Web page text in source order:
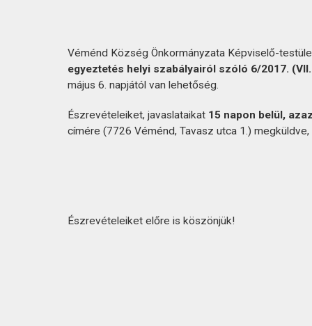
Véménd Község Önkormányzata Képviselő-
egyeztetés helyi szabályairól szóló 6/2017.
május 6. napjától van lehetőség.
Észrevételeiket, javaslataikat 15 napon belül,
címére (7726 Véménd, Tavasz utca 1.)
Észrevételeiket előre is köszönjük!